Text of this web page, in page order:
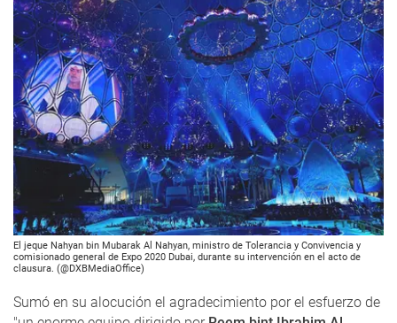
El jeque Nahyan bin Mubarak Al Nahyan, ministro de Tolerancia y Convivencia y
comisionado general de Expo 2020 Dubai, durante su intervención en el acto de
clausura. (@DXBMediaOffice)
Sumó en su alocución el agradecimiento por el esfuerzo de